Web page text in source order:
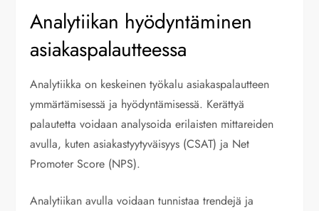
Analytiikan hyödyntäminen
asiakaspalautteessa
Analytiikka on keskeinen työkalu asiakaspalautteen
ymmärtämisessä ja hyödyntämisessä. Kerättyä
palautetta voidaan analysoida erilaisten mittareiden
avulla, kuten asiakastyytyväisyys (CSAT) ja Net
Promoter Score (NPS).
Analytiikan avulla voidaan tunnistaa trendejä ja